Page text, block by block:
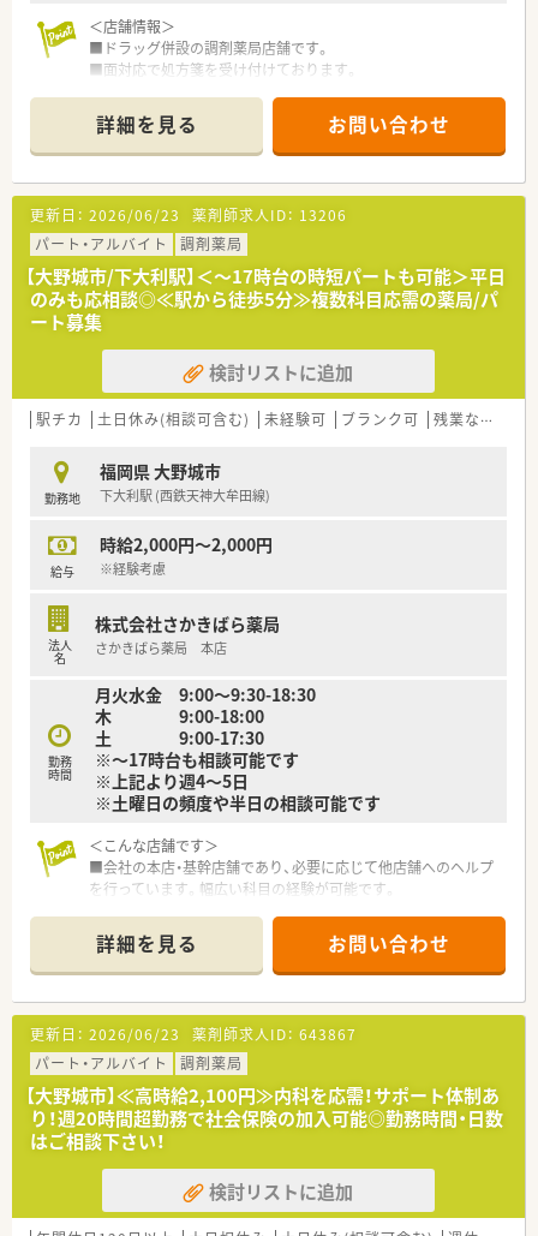
＜店舗情報＞
■ドラッグ併設の調剤薬局店舗です。
■面対応で処方箋を受け付けております。
業務以外に第一類薬品のご説明など接客業務も場合によっては
ございます。
＜こんな企業です＞
■大手ドラッグストアが新規出店する企業です。
■2030年までに200店舗を出店し、売上高で1800億円を目指す
予定です。
■全店、新規出店なので薬局の立ち上げを経験する事が可能で
す。
■店舗数の増加に応じてポジションも増加するので昇格の機会
が多い企業です。
■ゼロから人間関係を構築していくので人間関係での悩みが少
ない環境です。
■調剤、OTC業務のどちらにも関わる事ができる職場です。
■接客業務など対人業務にも興味がある方！
■幅広い処方内容を経験したい方！
詳細を見る お問い合わせ
更新日： 2026/06/23 薬剤師求人ID： 13206
パート・アルバイト
調剤薬局
【大野城市/下大利駅】＜～17時台の時短パートも可能＞平日
のみも応相談◎≪駅から徒歩5分≫複数科目応需の薬局/パ
ート募集
検討リストに追加
駅チカ 土日休み(相談可含む) 未経験可 ブランク可 残業なし(ほぼなし含む)
勤務地
福岡県 大野城市
下大利駅 (西鉄天神大牟田線)
給与
時給2,000円～2,000円
※経験考慮
法人
名
株式会社さかきばら薬局
さかきばら薬局 本店
勤務
時間
月火水金 9:00～9:30-18:30
木 9:00-18:00
土 9:00-17:30
※～17時台も相談可能です
※上記より週4～5日
※土曜日の頻度や半日の相談可能です
＜こんな店舗です＞
■会社の本店・基幹店舗であり、必要に応じて他店舗へのヘルプ
を行っています。幅広い科目の経験が可能です。
■外来だけでなく、個人在宅も行っています。
■投薬口は仕切りが設置され、じっくり話せるよう患者様も椅子
に座ってお話が出来る環境です。
■徒歩圏内にスーパー、コンビニもあり便利な環境です。
＜こんな薬局です＞
■福岡県大野城市近郊に6店舗以上展開しております。
■昭和61年に開業して以来35年以上の地域に根付いた薬局グル
ープです。
■コロナ前はボーリング、カラオケ大会など社内交流があり、現
在は社長の感謝の気持ちで正月に豪華な弁当支給などを行われ
ています。
■新卒採用も行っており、学生の実習受け入れを実施しておりま
すので研修に関しても自信があります。
詳細を見る お問い合わせ
更新日： 2026/06/23 薬剤師求人ID： 643867
パート・アルバイト
調剤薬局
【大野城市】≪高時給2,100円≫内科を応需！サポート体制あ
り！週20時間超勤務で社会保険の加入可能◎勤務時間・日数
はご相談下さい！
検討リストに追加